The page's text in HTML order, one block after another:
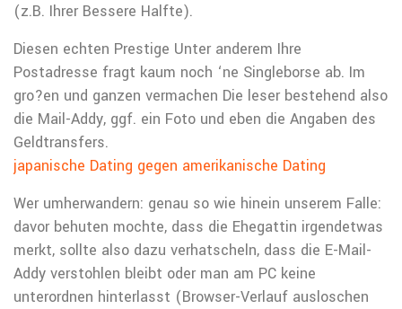
(z.B. Ihrer Bessere Halfte).
Diesen echten Prestige Unter anderem Ihre
Postadresse fragt kaum noch ‘ne Singleborse ab. Im
gro?en und ganzen vermachen Die leser bestehend also
die Mail-Addy, ggf. ein Foto und eben die Angaben des
Geldtransfers.
japanische Dating gegen amerikanische Dating
Wer umherwandern: genau so wie hinein unserem Falle:
davor behuten mochte, dass die Ehegattin irgendetwas
merkt, sollte also dazu verhatscheln, dass die E-Mail-
Addy verstohlen bleibt oder man am PC keine
unterordnen hinterlasst (Browser-Verlauf ausloschen